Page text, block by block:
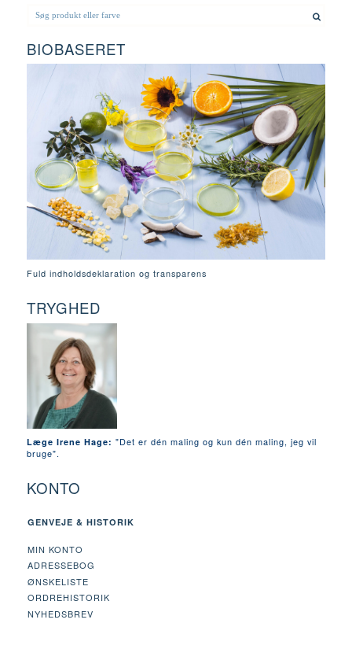
BIOBASERET
Fuld indholdsdeklaration og transparens
TRYGHED
Læge Irene Hage: "Det er dén maling og kun dén maling, jeg vil
bruge".
KONTO
GENVEJE & HISTORIK
MIN KONTO
ADRESSEBOG
ØNSKELISTE
ORDREHISTORIK
NYHEDSBREV